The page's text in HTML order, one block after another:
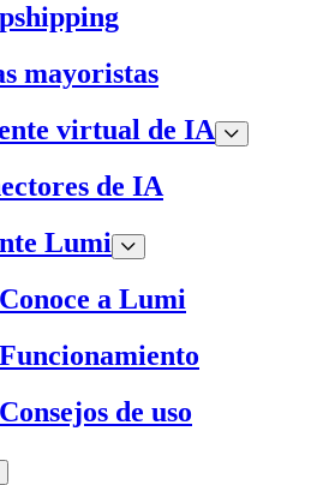
mayoristas
virtual de IA
de IA
Lumi
Conoce a Lumi
Funcionamiento
Consejos de uso